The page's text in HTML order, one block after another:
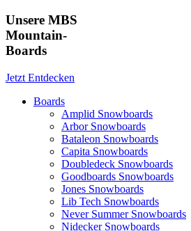
Unsere MBS
Mountain-
Boards
Jetzt Entdecken
Boards
Amplid Snowboards
Arbor Snowboards
Bataleon Snowboards
Capita Snowboards
Doubledeck Snowboards
Goodboards Snowboards
Jones Snowboards
Lib Tech Snowboards
Never Summer Snowboards
Nidecker Snowboards